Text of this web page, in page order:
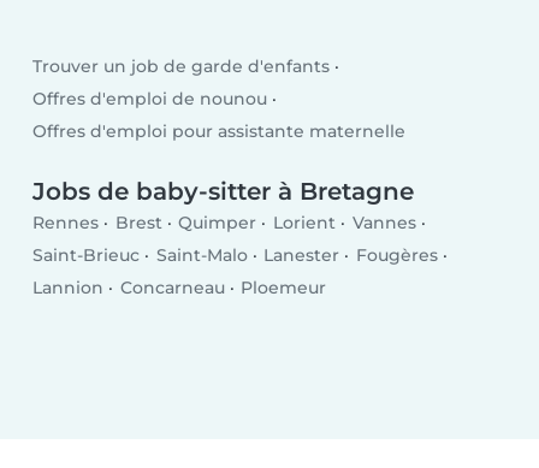
Trouver un job de garde d'enfants
Offres d'emploi de nounou
Offres d'emploi pour assistante maternelle
Jobs de baby-sitter à Bretagne
Rennes Brest Quimper Lorient
Vannes
Saint-Brieuc
Saint-Malo Lanester
Fougères
Lannion
Concarneau Ploemeur